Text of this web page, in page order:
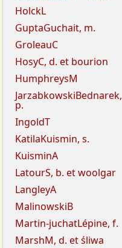
HolckL
GuptaGuchait, m.
GroleauC
HosyC, d. et bourion
HumphreysM
JarzabkowskiBednarek,
p.
IngoldT
KatilaKuismin, s.
KuisminA
LatourS, b. et woolgar
LangleyA
MalinowskiB
Martin-juchatLépine, f.
MarshM, d. et śliwa